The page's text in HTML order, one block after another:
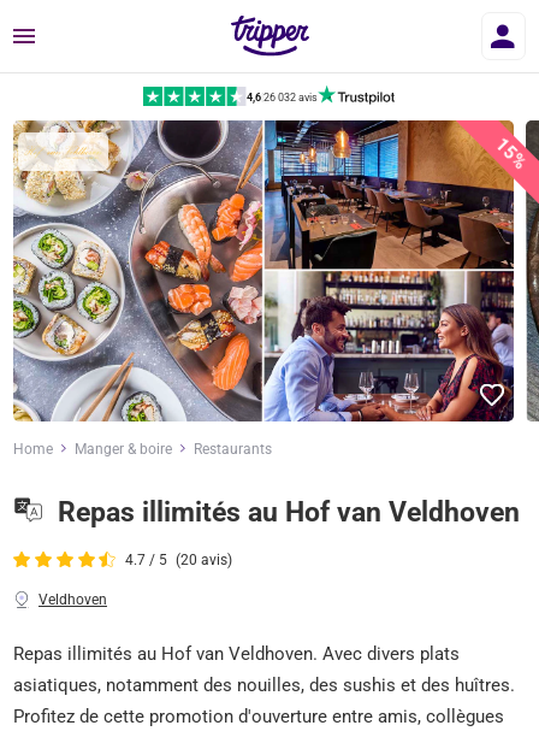
Menu
4,6|26 032 avis
15%
Home Manger & boire Restaurants
Repas illimités au Hof van Veldhoven
4.7 / 5 (20 avis)
Veldhoven
Repas illimités au Hof van Veldhoven. Avec divers plats
asiatiques, notamment des nouilles, des sushis et des huîtres.
Profitez de cette promotion d'ouverture entre amis, collègues